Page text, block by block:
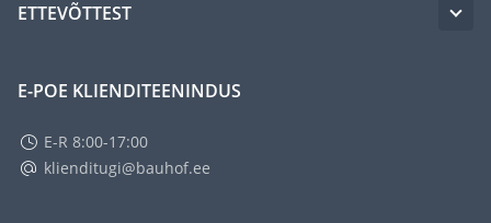
ETTEVÕTTEST
E-POE KLIENDITEENINDUS
E-R 8:00-17:00
klienditugi@bauhof.ee